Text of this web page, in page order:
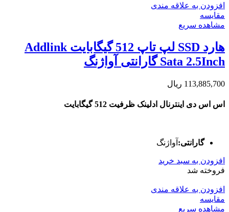
افزودن به علاقه مندی
مقایسه
مشاهده سریع
هارد SSD لپ تاپ 512 گیگابایت Addlink
Sata 2.5Inch گارانتی آواژنگ
113,885,700 ریال
اس اس دی اینترنال ادلینک ظرفیت 512 گیگابایت
گارانتی: آواژنگ
افزودن به سبد خرید
فروخته شد
افزودن به علاقه مندی
مقایسه
مشاهده سریع